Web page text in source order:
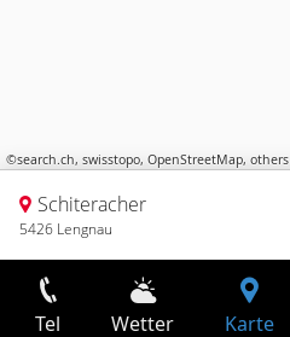
©search.ch, swisstopo, OpenStreetMap, others
Schiteracher
5426 Lengnau
Tel Wetter Karte